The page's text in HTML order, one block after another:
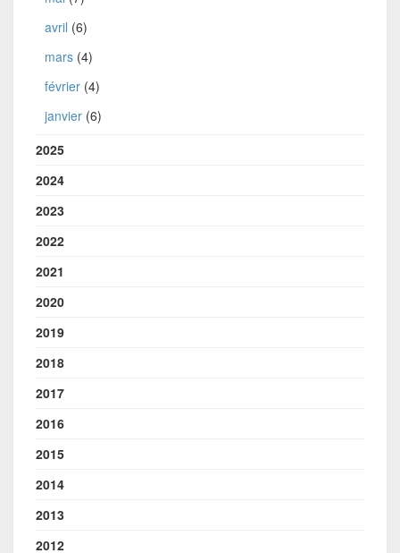
avril (6)
mars (4)
février (4)
janvier (6)
2025
2024
2023
2022
2021
2020
2019
2018
2017
2016
2015
2014
2013
2012